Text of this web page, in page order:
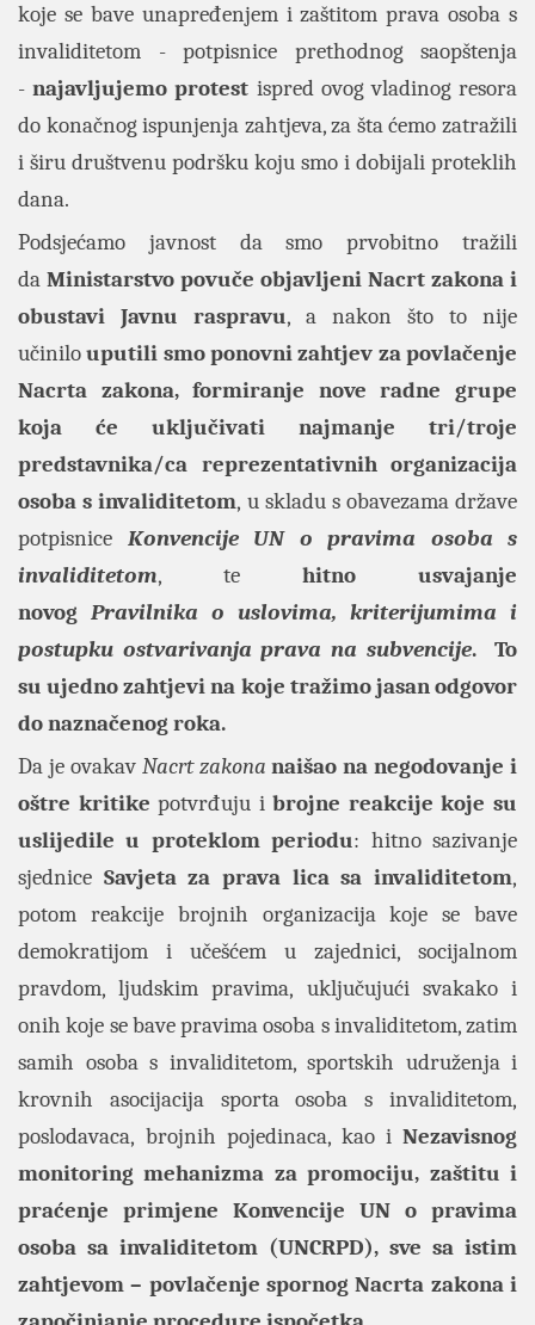
koje se bave unapređenjem i zaštitom prava osoba s
invaliditetom - potpisnice prethodnog saopštenja
-najavljujemo protest ispred ovog vladinog resora
do konačnog ispunjenja zahtjeva, za šta ćemo zatražili
i širu društvenu podršku koju smo i dobijali proteklih
dana.
Podsjećamo javnost da smo prvobitno tražili
da Ministarstvo povuče objavljeni Nacrt zakona i
obustavi Javnu raspravu, a nakon što to nije
učinilouputili smo ponovni zahtjev za povlačenje
Nacrta zakona, formiranje nove radne grupe
koja će uključivati najmanje tri/troje
predstavnika/ca reprezentativnih organizacija
osoba s invaliditetom, u skladu s obavezama države
potpisnice Konvencije UN o pravima osoba s
invaliditetom, te hitno usvajanje
novog Pravilnika o uslovima, kriterijumima i
postupku ostvarivanja prava na subvencije. To
su ujedno zahtjevi na koje tražimo jasan odgovor
do naznačenog roka.
Da je ovakav Nacrt zakona naišao na negodovanje i
oštre kritike potvrđuju ibrojne reakcije koje su
uslijedile u proteklom periodu: hitno sazivanje
sjednice Savjeta za prava lica sa invaliditetom,
potom reakcije brojnih organizacija koje se bave
demokratijom i učešćem u zajednici, socijalnom
pravdom, ljudskim pravima, uključujući svakako i
onih koje se bave pravima osoba s invaliditetom, zatim
samih osoba s invaliditetom, sportskih udruženja i
krovnih asocijacija sporta osoba s invaliditetom,
poslodavaca, brojnih pojedinaca, kao i Nezavisnog
monitoring mehanizma za promociju, zaštitu i
praćenje primjene Konvencije UN o pravima
osoba sa invaliditetom (UNCRPD), sve sa istim
zahtjevom – povlačenje spornog Nacrta zakona i